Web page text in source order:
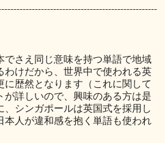
でさえ同じ意味を持つ単語で地域
わけだから、世界中で使われる英
歴然となります（これに関して
が詳しいので、興味のある方は是
シンガポールは英国式を採用し
本人が違和感を抱く単語も使われ